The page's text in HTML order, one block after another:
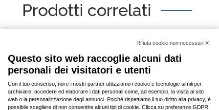
Prodotti correlati
[woo_product_slider id="2798"]